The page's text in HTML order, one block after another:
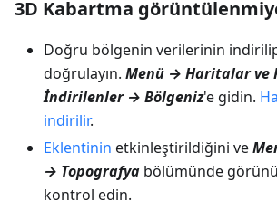
3D Kabartma
Doğru bölgenin verilerinin
doğrulayın. Menü → Haritalar ve
İndirilenler → Bölgeniz'e gidin.
indirilir.
Eklentinin etkinleştirildiğini ve
→ Topografya bölümünde
kontrol edin.